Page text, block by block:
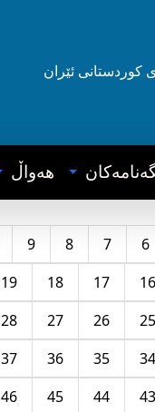
کوردستانی ئێران
هه‌واڵ
6
7
8
9
16
17
18
19
25
26
27
28
34
35
36
37
43
44
45
46